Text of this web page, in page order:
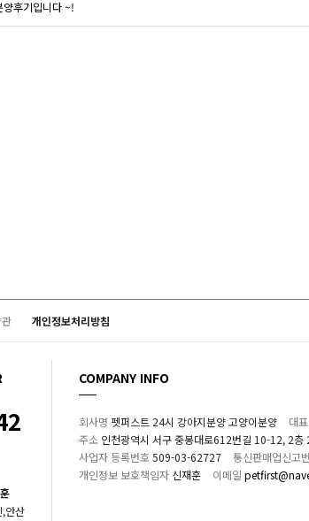
양후기입니다 ~!
개인정보처리방침
안산
COMPANY INFO
회사명 펫퍼스트 24시 강아지분양 고양이분양 대표
주소 인천광역시 서구 중봉대로612번길 10-12, 2층
사업자 등록번호509-03-62727 통신판매업신고
개인정보 보호책임자 신재훈 이메일